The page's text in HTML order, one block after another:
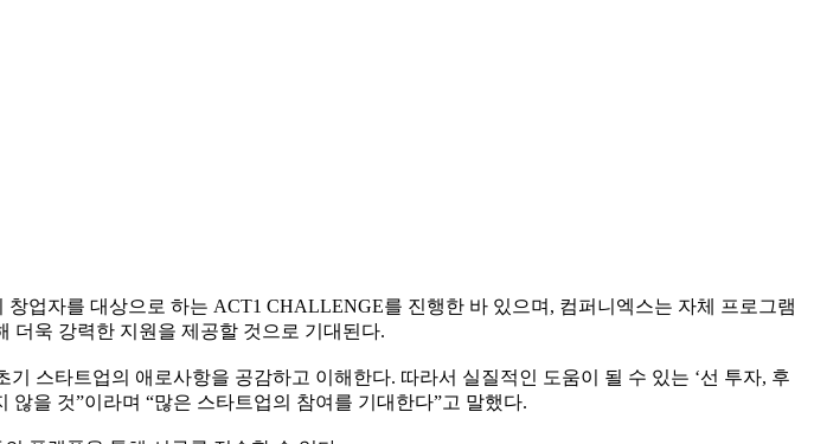
업자를 대상으로 하는 ACT1 CHALLENGE를 진행한 바 있으며, 컴퍼니엑스는 자체 프로그램
더욱 강력한 지원을 제공할 것으로 기대된다.
스타트업의 애로사항을 공감하고 이해한다. 따라서 실질적인 도움이 될 수 있는 ‘선 투자, 후
을 것”이라며 “많은 스타트업의 참여를 기대한다”고 말했다.